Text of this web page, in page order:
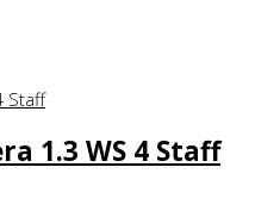
1.3 WS 4 Staff